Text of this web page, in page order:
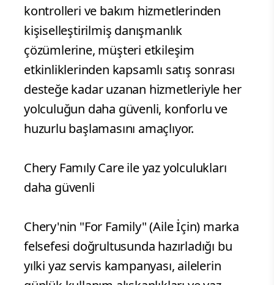
kontrolleri ve bakım hizmetlerinden
kişiselleştirilmiş danışmanlık
çözümlerine, müşteri etkileşim
etkinliklerinden kapsamlı satış sonrası
desteğe kadar uzanan hizmetleriyle her
yolculuğun daha güvenli, konforlu ve
huzurlu başlamasını amaçlıyor.
Chery Famıly Care ile yaz yolculukları
daha güvenli
Chery'nin "For Family" (Aile İçin) marka
felsefesi doğrultusunda hazırladığı bu
yılki yaz servis kampanyası, ailelerin